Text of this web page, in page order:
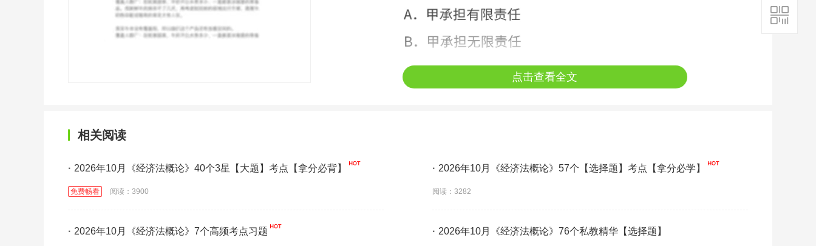
点击查看全文
相关阅读
· 2026年10月《经济法概论》40个3星【大题】考点【拿分必背】
免费畅看 阅读：3900
· 2026年10月《经济法概论》57个【选择题】考点【拿分必学】
阅读：3282
· 2026年10月《经济法概论》7个高频考点习题 · 2026年10月《经济法概论》76个私教精华【选择题】